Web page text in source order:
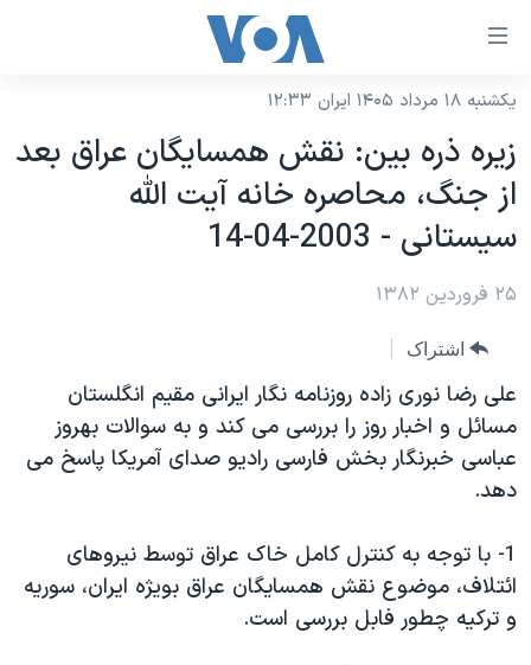
لینکهای
دسترسی
جهش
به
محتوای
اصلی
به
صفحه
جهش
به
جستجو
نسخه سبک وب‌سایت
موضوع ها
ایران
آمریکا
جهان
ورزشی
گزیده‌ها
ویژه برنامه‌ها
فرهنگ و زندگی
حقوق شهروندی
برنامه های تلویزیونی
جدول برنامه ها
صفحه‌های ویژه
جام جهانی ۲۰۲۶
عملیات خشم حماسی
۲۵۰سالگی آمریکا
مستندها
انتخابات ریاست جمهوری آمریکا ۲۰۲۴
فرکانس‌های صدای آمریکا
پخش رادیویی
یادگیری زبان انگلیسی
دنبال کنید
یکشنبه ۱۸ مرداد ۱۴۰۵ ایران ۱۲:۳۳
زيره ذره بين: نقش همسايگان عراق بعد
از جنگ، محاصره خانه آيت الله
سيستانی - 2003-04-14
۲۵ فروردین ۱۳۸۲
اشتراک
علی رضا نوری زاده روزنامه نگار ايرانی مقيم انگلستان
مسائل و اخبار روز را بررسی می کند و به سوالات بهروز
عباسی خبرنگار بخش فارسی راديو صدای آمريکا پاسخ می
دهد.
1- با توجه به کنترل کامل خاک عراق توسط نيروهای
ائتلاف، موضوع نقش همسايگان عراق بويژه ايران، سوريه
و ترکيه چطور فابل بررسی است.